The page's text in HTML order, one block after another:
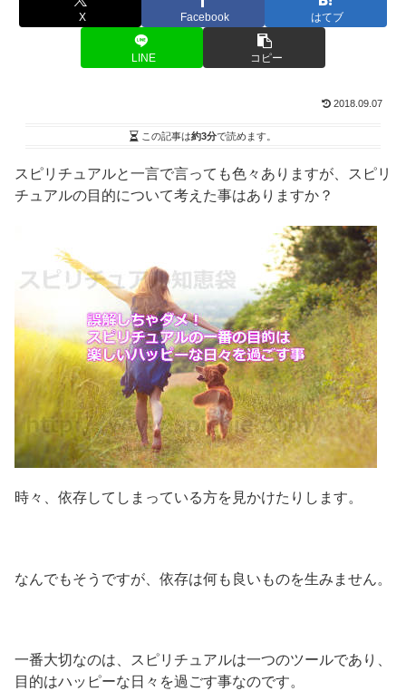
X Facebook はてブ
LINE コピー
2018.09.07
この記事は約3分で読めます。
スピリチュアルと一言で言っても色々ありますが、スピリ
チュアルの目的について考えた事はありますか？
時々、依存してしまっている方を見かけたりします。
なんでもそうですが、依存は何も良いものを生みません。
一番大切なのは、スピリチュアルは一つのツールであり、
目的はハッピーな日々を過ごす事なのです。